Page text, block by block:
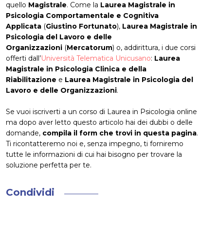
quello Magistrale. Come la Laurea Magistrale in
Psicologia Comportamentale e Cognitiva
Applicata (Giustino Fortunato), Laurea Magistrale in
Psicologia del Lavoro e delle
Organizzazioni (Mercatorum) o, addirittura, i due corsi
offerti dall’Università Telematica Unicusano: Laurea
Magistrale in Psicologia Clinica e della
Riabilitazione e Laurea Magistrale in Psicologia del
Lavoro e delle Organizzazioni.
Se vuoi iscriverti a un corso di Laurea in Psicologia online
ma dopo aver letto questo articolo hai dei dubbi o delle
domande, compila il form che trovi in questa pagina.
Ti ricontatteremo noi e, senza impegno, ti forniremo
tutte le informazioni di cui hai bisogno per trovare la
soluzione perfetta per te.
Condividi